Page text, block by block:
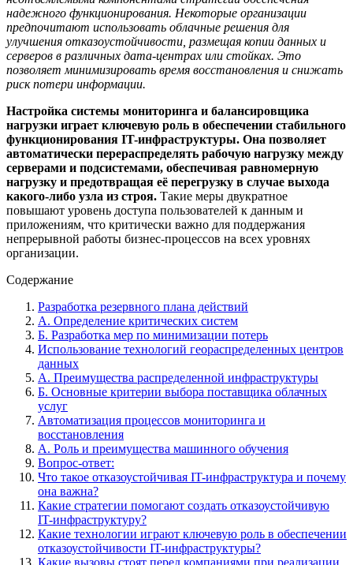
надежного функционирования. Некоторые организации
предпочитают использовать облачные решения для
улучшения отказоустойчивости, размещая копии данных и
серверов в различных дата-центрах или стойках. Это
позволяет минимизировать время восстановления и снижать
риск потери информации.
Настройка системы мониторинга и балансировщика
нагрузки играет ключевую роль в обеспечении стабильного
функционирования IT-инфраструктуры. Она позволяет
автоматически перераспределять рабочую нагрузку между
серверами и подсистемами, обеспечивая равномерную
нагрузку и предотвращая её перегрузку в случае выхода
какого-либо узла из строя. Такие меры двукратное
повышают уровень доступа пользователей к данным и
приложениям, что критически важно для поддержания
непрерывной работы бизнес-процессов на всех уровнях
организации.
Содержание
Разработка резервного плана действий
А. Определение критических систем
Б. Разработка мер по минимизации потерь
Использование технологий геораспределенных центров
данных
А. Преимущества распределенной инфраструктуры
Б. Основные критерии выбора поставщика облачных
услуг
Автоматизация процессов мониторинга и
восстановления
А. Роль и преимущества машинного обучения
Вопрос-ответ:
Что такое отказоустойчивая IT-инфраструктура и почему
она важна?
Какие стратегии помогают создать отказоустойчивую
IT-инфраструктуру?
Какие технологии играют ключевую роль в обеспечении
отказоустойчивости IT-инфраструктуры?
Какие вызовы стоят перед компаниями при реализации